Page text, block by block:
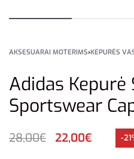
AKSESUARAI MOTERIMS›KEPURĖS
Adidas Kepurė
Sportswear
28,00€ 22,00€ -